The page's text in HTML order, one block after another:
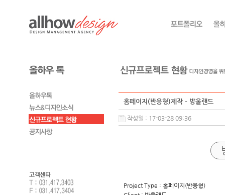
홈페이지(반응형)제작 - 방울랜드
작성일 : 17-03-28 09:36
Project Type : 홈페이지(반응형)